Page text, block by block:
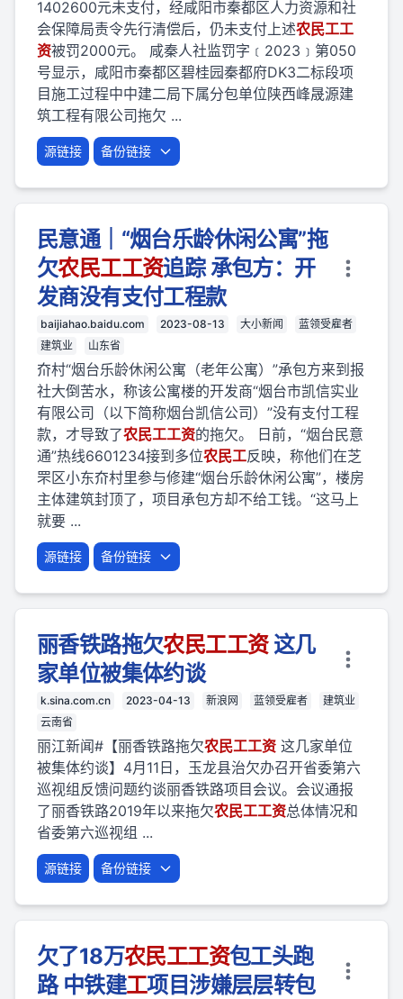
1402600元未支付，经咸阳市秦都区人力资源和社
会保障局责令先行清偿后，仍未支付上述农民工工
资被罚2000元。 咸秦人社监罚字﹝2023﹞第050
号显示，咸阳市秦都区碧桂园秦都府DK3二标段项
目施工过程中中建二局下属分包单位陕西峰晟源建
筑工程有限公司拖欠 ...
源链接 备份链接
民意通｜“烟台乐龄休闲公寓”拖
欠农民工工资追踪 承包方：开
发商没有支付工程款
baijiahao.baidu.com 2023-08-13 大小新闻
蓝领受雇者
建筑业
山东省
夼村“烟台乐龄休闲公寓（老年公寓）”承包方来到报
社大倒苦水，称该公寓楼的开发商“烟台市凯信实业
有限公司（以下简称烟台凯信公司）”没有支付工程
款，才导致了农民工工资的拖欠。 日前，“烟台民意
通”热线6601234接到多位农民工反映，称他们在芝
罘区小东夼村里参与修建“烟台乐龄休闲公寓”，楼房
主体建筑封顶了，项目承包方却不给工钱。“这马上
就要 ...
源链接 备份链接
丽香铁路拖欠农民工工资这几
家单位被集体约谈
k.sina.com.cn 2023-04-13 新浪网 蓝领受雇者
建筑业
云南省
丽江新闻#【丽香铁路拖欠农民工工资 这几家单位
被集体约谈】4月11日，玉龙县治欠办召开省委第六
巡视组反馈问题约谈丽香铁路项目会议。会议通报
了丽香铁路2019年以来拖欠农民工工资总体情况和
省委第六巡视组 ...
源链接 备份链接
欠了18万农民工工资包工头跑
路 中铁建工项目涉嫌层层转包